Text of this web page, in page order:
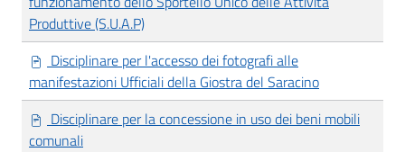
Produttive (S.U.A.P)
Disciplinare per l'accesso dei fotografi alle
manifestazioni Ufficiali della Giostra del Saracino
Disciplinare per la concessione in uso dei beni mobili
comunali